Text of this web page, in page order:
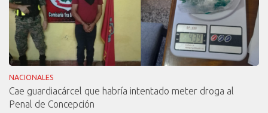
NACIONALES
Cae guardiacárcel que habría intentado meter droga al
Penal de Concepción